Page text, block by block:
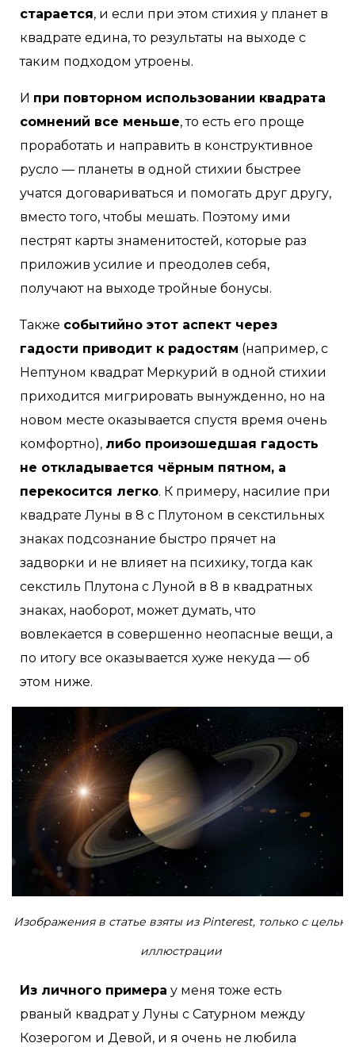
старается, и если при этом стихия у планет в
квадрате едина, то результаты на выходе с
таким подходом утроены.
И при повторном использовании квадрата
сомнений все меньше, то есть его проще
проработать и направить в конструктивное
русло — планеты в одной стихии быстрее
учатся договариваться и помогать друг другу,
вместо того, чтобы мешать. Поэтому ими
пестрят карты знаменитостей, которые раз
приложив усилие и преодолев себя,
получают на выходе тройные бонусы.
Также событийно этот аспект через
гадости приводит к радостям (например, с
Нептуном квадрат Меркурий в одной стихии
приходится мигрировать вынужденно, но на
новом месте оказывается спустя время очень
комфортно), либо произошедшая гадость
не откладывается чёрным пятном, а
перекосится легко. К примеру, насилие при
квадрате Луны в 8 с Плутоном в секстильных
знаках подсознание быстро прячет на
задворки и не влияет на психику, тогда как
секстиль Плутона с Луной в 8 в квадратных
знаках, наоборот, может думать, что
вовлекается в совершенно неопасные вещи, а
по итогу все оказывается хуже некуда — об
этом ниже.
Изображения в статье взяты из Pinterest, только с целью
иллюстрации
Из личного примера у меня тоже есть
рваный квадрат у Луны с Сатурном между
Козерогом и Девой, и я очень не любила